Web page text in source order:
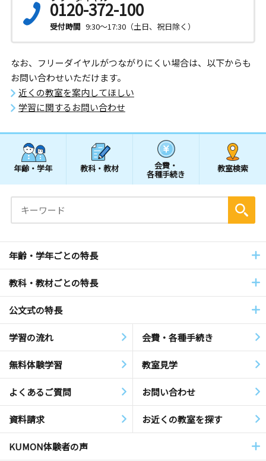
0120-372-100
受付時間 9:30～17:30（土日、祝日除く）
なお、フリーダイヤルがつながりにくい場合は、以下からも
お問い合わせいただけます。
近くの教室を案内してほしい
学習に関するお問い合わせ
年齢・学年 教科・教材 会費・
各種手続き
教室検索
年齢・学年ごとの特長
教科・教材ごとの特長
公文式の特長
学習の流れ 会費・各種手続き
無料体験学習 教室見学
よくあるご質問 お問い合わせ
資料請求 お近くの教室を探す
KUMON体験者の声